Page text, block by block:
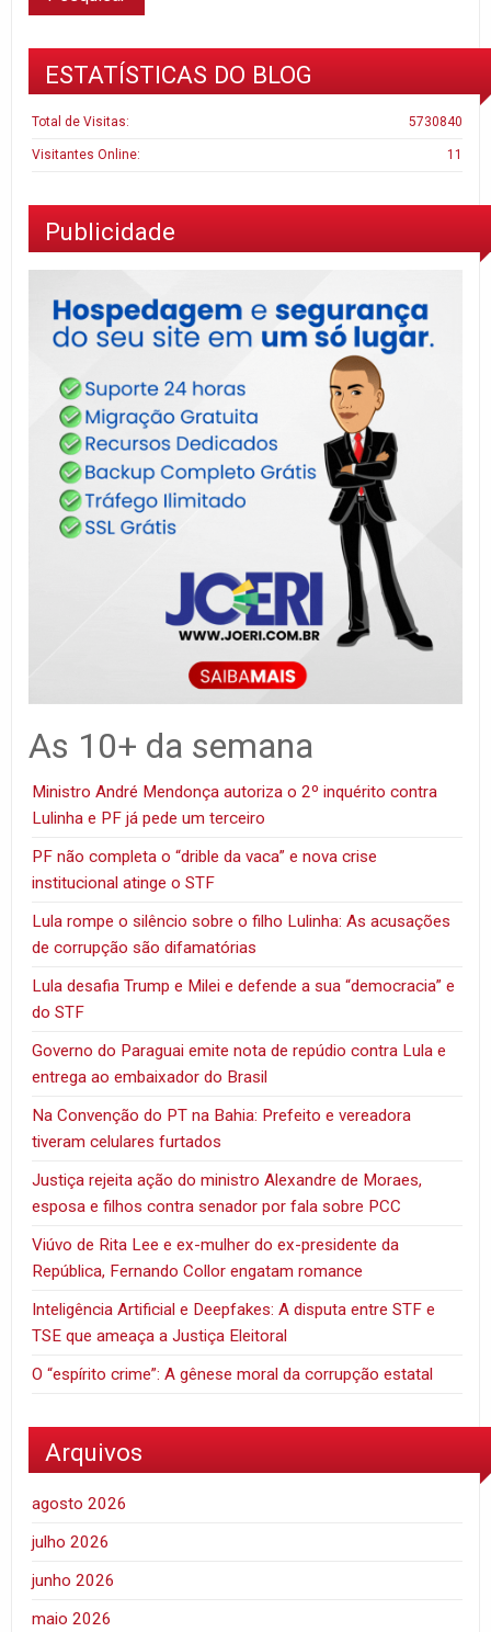
ESTATÍSTICAS DO BLOG
5730840
Total de Visitas:
11
Visitantes Online:
Publicidade
As 10+ da semana
Ministro André Mendonça autoriza o 2º inquérito contra
Lulinha e PF já pede um terceiro
PF não completa o “drible da vaca” e nova crise
institucional atinge o STF
Lula rompe o silêncio sobre o filho Lulinha: As acusações
de corrupção são difamatórias
Lula desafia Trump e Milei e defende a sua “democracia” e
do STF
Governo do Paraguai emite nota de repúdio contra Lula e
entrega ao embaixador do Brasil
Na Convenção do PT na Bahia: Prefeito e vereadora
tiveram celulares furtados
Justiça rejeita ação do ministro Alexandre de Moraes,
esposa e filhos contra senador por fala sobre PCC
Viúvo de Rita Lee e ex-mulher do ex-presidente da
República, Fernando Collor engatam romance
Inteligência Artificial e Deepfakes: A disputa entre STF e
TSE que ameaça a Justiça Eleitoral
O “espírito crime”: A gênese moral da corrupção estatal
Arquivos
agosto 2026
julho 2026
junho 2026
maio 2026